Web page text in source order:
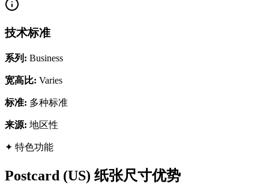
技术标准
系列 : Business
宽高比: Varies
标准: 多种标准
来源: 地区性
✦ 特色功能
Postcard (US) 纸张尺寸优势